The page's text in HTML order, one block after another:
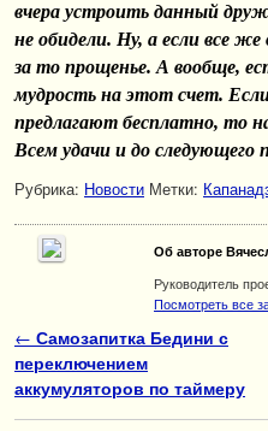
вчера устроить данный
не обидели. Ну, а если все
за то прощенье. А вообще,
мудрость на этот счет.
предлагают бесплатно, то
Всем удачи и до следующего
Рубрика: Новости Метки:
Об авторе
Руководитель
Посмотреть все
Навигация по записям
← Самозапитка Бедини с
переключением
аккумуляторов по таймеру